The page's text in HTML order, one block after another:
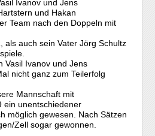
Ivanov und Jens
und Hakan
Team nach den Doppeln mit
als auch sein Vater Jörg Schultz
Vasil Ivanov und Jens
nicht ganz zum Teilerfolg
Mannschaft mit
ein unentschiedener
möglich gewesen. Nach Sätzen
Zell sogar gewonnen.